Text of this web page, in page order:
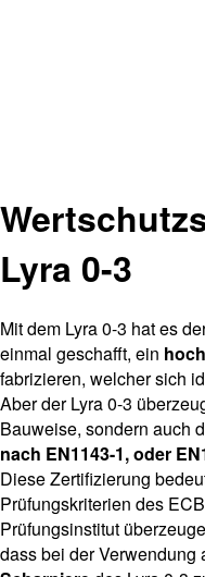
Lyra 0-3
Mit dem Lyra 0-3 hat es
einmal geschafft, ein
fabrizieren, welcher sich
Aber der Lyra 0-3
Bauweise, sondern auch
nach EN1143-1, oder
Diese Zertifizierung
Prüfungskriterien des
Prüfungsinstitut
dass bei der Verwendung